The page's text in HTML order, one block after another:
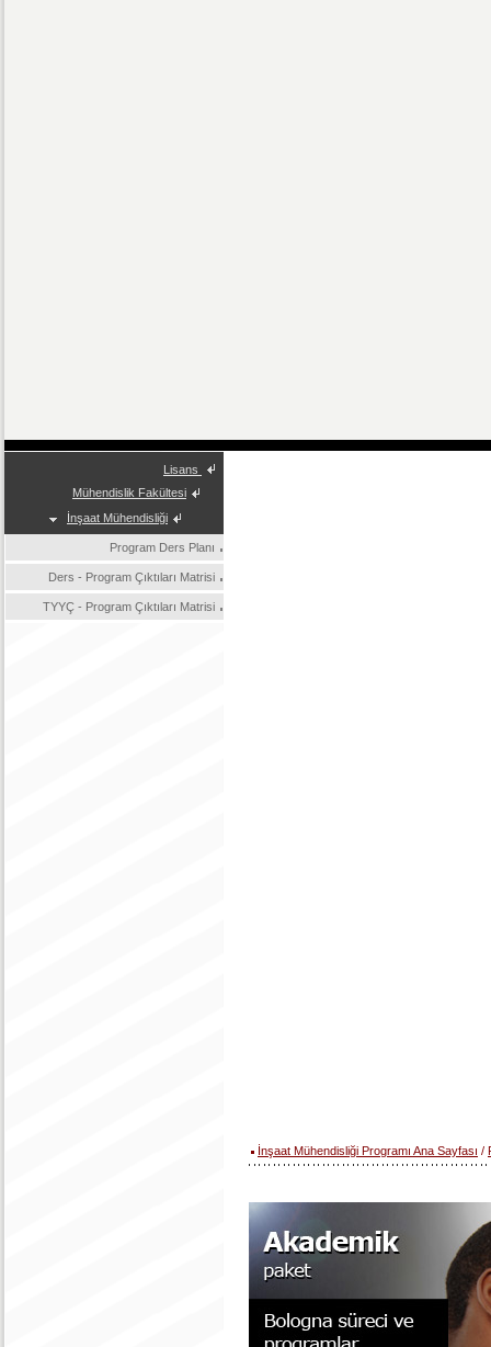
Lisans
Mühendislik Fakültesi
İnşaat Mühendisliği
Program Ders Planı
Ders - Program Çıktıları Matrisi
TYYÇ - Program Çıktıları Matrisi
İnşaat Mühendisliği Programı Ana Sayfası /